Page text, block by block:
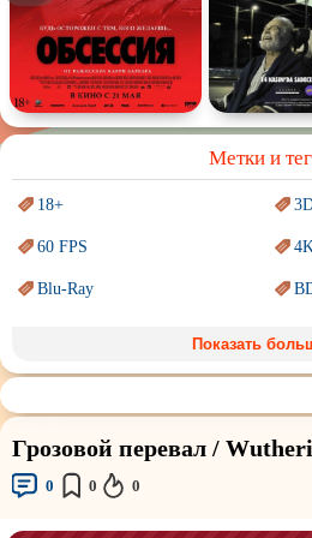
Спектакль Сказка Немое
Метки и
18+
60 FPS
Blu-Ray
Sci-Fi (Научнаяфантастика)
Авангард иСюрреализм
Аниме
Врачи
Показать
Грозовой перевал /
0 0 0